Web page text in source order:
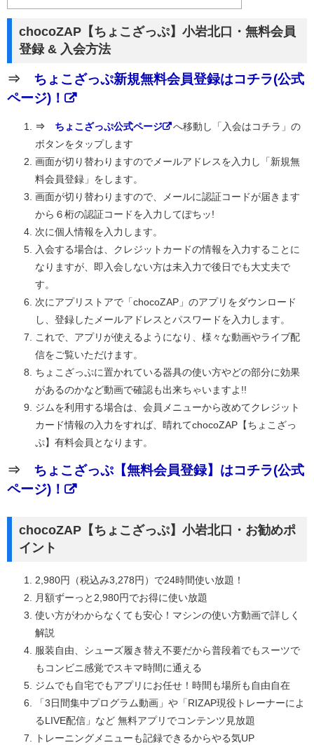
chocoZAP【ちょこざっぷ】小岩北口・無料会員
登録 & 入会方法
⇒ ちょこざっぷ新規無料会員登録はコチラ(公式
ページ)！
⇒ ちょこざっぷ公式ページ
へ移動し「入会はコチラ」の
ボタンをタップします
画面が切り替わりますのでメールアドレスを入力し「新規無
料会員登録」をします。
画面が切り替わりますので、メールに認証コードが届きます
から６桁の認証コードを入力してぽちッ!
次に個人情報を入力します。
入会する場合は、クレジットカードの情報を入力することに
なりますが、即入会しない方は未入力で後日でも大丈夫で
す。
次にアプリストアで「chocoZAP」のアプリをダウンロード
し、登録したメールアドレスとパスワードを入力します。
これで、アプリが使えるようになり、様々な動画やライブ配
信をご覧いただけます。
ちょこざっぷに置かれている器具の使い方やどの部分に効果
があるのかなど動画で確認も出来ちゃいますよ!!
ジムを利用する場合は、会員メニューから改めてクレジット
カード情報の入力をすれば、晴れてchocoZAP【ちょこざっ
ぷ】有料会員となります。
⇒ ちょこざっぷ【無料会員登録】はコチラ(公式
ページ)！
chocoZAP【ちょこざっぷ】小岩北口・お勧めポ
イント
2,980円（税込み3,278円）で24時間使い放題！
月額ずーっと2,980円でお得に使い放題
使い方がわからなくても安心！マシンの使い方動画で詳しく
解説
服装自由、シューズ履き替え不要だから普段着でもスーツで
もコンビニ感覚でスキマ時間に通える
ジムでも自宅でもアプリにお任せ！時間も場所も自由自在
「3日間集中プログラム動画」や「RIZAP現役トレーナーによ
るLIVE配信」など 無料アプリでコンテンツ見放題
トレーニングメニューも記録できるからやる気UP